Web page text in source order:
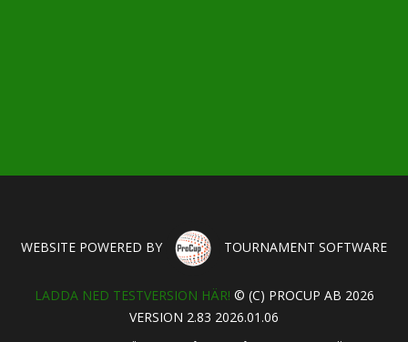
WEBSITE POWERED BY TOURNAMENT SOFTWARE
LADDA NED TESTVERSION HÄR! © (C) PROCUP AB 2026
VERSION 2.83 2026.01.06